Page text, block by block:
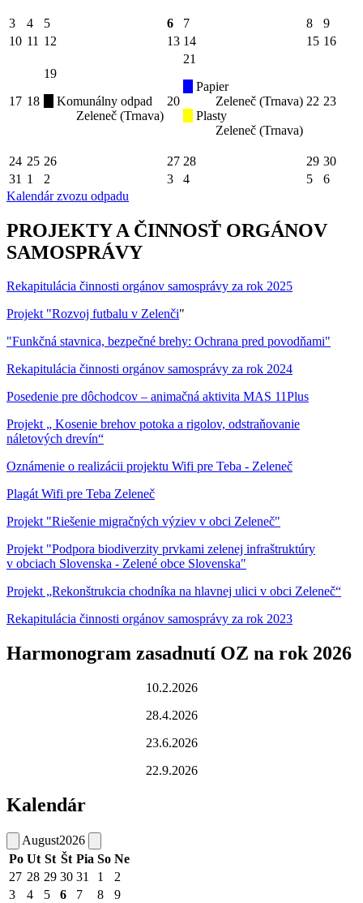
3 4 5 6 7 8
9
10 11 12 13 14 15 16
17 18
19
Komunálny odpad
Zeleneč (Trnava)
20
21
Papier
Zeleneč (Trnava)
Plasty
Zeleneč (Trnava)
22 23
24 25 26 27 28 29 30
31 1 2 3 4 5
6
Kalendár zvozu odpadu
PROJEKTY A ČINNOSŤ ORGÁNOV
SAMOSPRÁVY
Rekapitulácia činnosti orgánov samosprávy za rok 2025
Projekt "Rozvoj futbalu v Zelenči"
"Funkčná stavnica, bezpečné brehy: Ochrana pred povodňami"
Rekapitulácia činnosti orgánov samosprávy za rok 2024
Posedenie pre dôchodcov – animačná aktivita MAS 11Plus
Projekt „ Kosenie brehov potoka a rigolov, odstraňovanie
náletových drevín“
Oznámenie o realizácii projektu Wifi pre Teba - Zeleneč
Plagát Wifi pre Teba Zeleneč
Projekt "Riešenie migračných výziev v obci Zeleneč"
Projekt "Podpora biodiverzity prvkami zelenej infraštruktúry
v obciach Slovenska - Zelené obce Slovenska"
Projekt „Rekonštrukcia chodníka na hlavnej ulici v obci Zeleneč“
Rekapitulácia činnosti orgánov samosprávy za rok 2023
Harmonogram zasadnutí OZ na rok 2026
10.2.2026
28.4.2026
23.6.2026
22.9.2026
Kalendár
August2026
Po Ut St Št Pia So Ne
27 28 29 30 31 1
2
3
4 5 6 7 8
9